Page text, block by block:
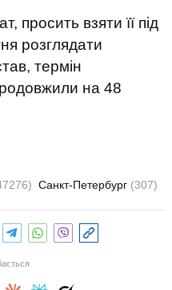
просить взяти її під
розглядати
термін
на 48
Санкт-Петербург (307)